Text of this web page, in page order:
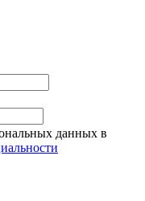
данных в